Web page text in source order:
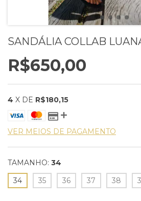
SANDÁLIA COLLAB
R$650,00
4 X DE R$180,15
VER MEIOS DE PAGAMENTO
TAMANHO: 34
34
35 36 37 38